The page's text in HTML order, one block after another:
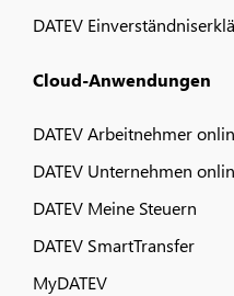
DATEV
Cloud-Anwendungen
DATEV Arbeitnehmer
DATEV Unternehmen
DATEV Meine Steuern
DATEV SmartTransfer
MyDATEV